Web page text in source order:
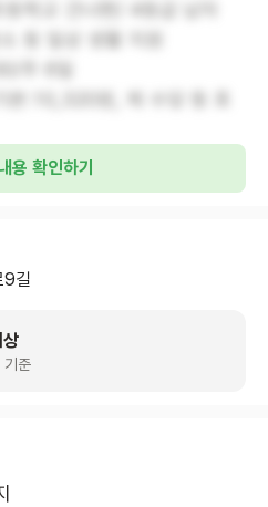
용 확인하기
9길
기준